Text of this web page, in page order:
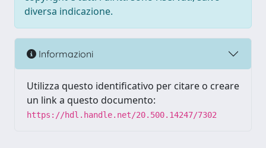
diversa indicazione.
Informazioni
Utilizza questo identificativo per citare o creare
un link a questo documento:
https://hdl.handle.net/20.500.14247/7302